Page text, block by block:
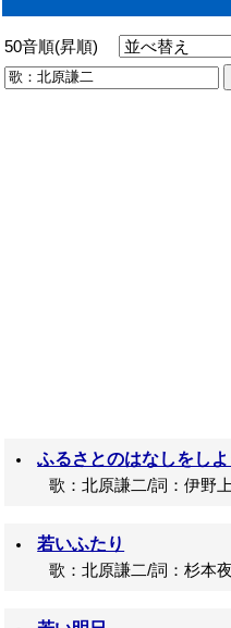
50音順(昇順)
ふるさとのはなしをしよ
歌：北原謙二/詞：伊野上
若いふたり
歌：北原謙二/詞：杉本夜